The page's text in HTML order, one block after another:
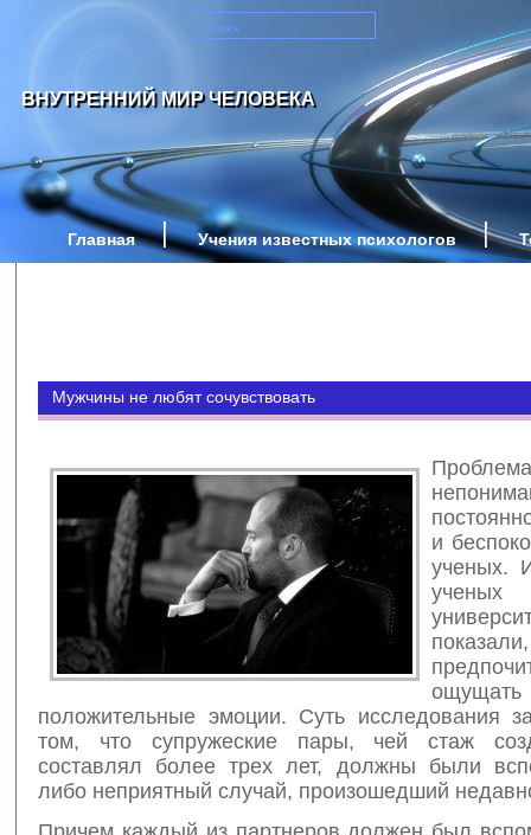
ВНУТРЕННИЙ МИР ЧЕЛОВЕКА
Главная Учения известных психологов
Мужчины не любят сочувствовать
Проблема
и
ученых.
ученых
показали
ощущать
положительные эмоции. Суть исследования
том, что супружеские пары, чей стаж
составлял более трех лет, должны были
либо неприятный случай, произошедший